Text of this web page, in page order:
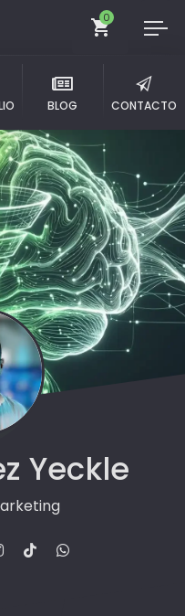
0
BLOG CONTACTO
Yeckle